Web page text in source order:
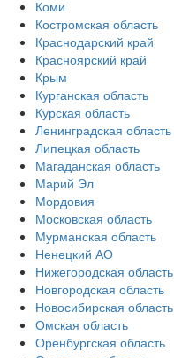
Коми
Костромская область
Краснодарский край
Красноярский край
Крым
Курганская область
Курская область
Ленинградская область
Липецкая область
Магаданская область
Марий Эл
Мордовия
Московская область
Мурманская область
Ненецкий АО
Нижегородская область
Новгородская область
Новосибирская область
Омская область
Оренбургская область